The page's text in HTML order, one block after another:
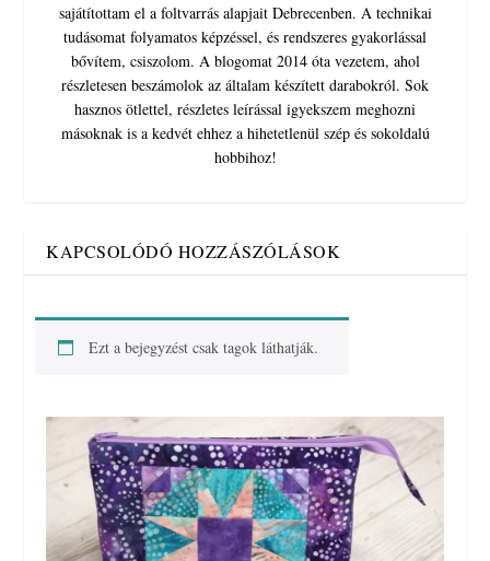
sajátítottam el a foltvarrás alapjait Debrecenben. A technikai
tudásomat folyamatos képzéssel, és rendszeres gyakorlással
bővítem, csiszolom. A blogomat 2014 óta vezetem, ahol
részletesen beszámolok az általam készített darabokról. Sok
hasznos ötlettel, részletes leírással igyekszem meghozni
másoknak is a kedvét ehhez a hihetetlenül szép és sokoldalú
hobbihoz!
KAPCSOLÓDÓ HOZZÁSZÓLÁSOK
Ezt a bejegyzést csak tagok láthatják.